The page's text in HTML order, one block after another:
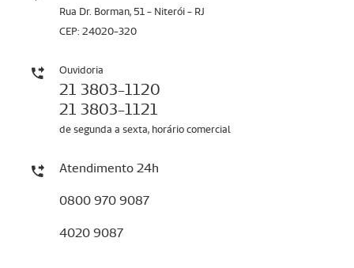
Rua Dr. Borman, 51 - Niterói - RJ
CEP: 24020-320
Ouvidoria
21 3803-1120
21 3803-1121
de segunda a sexta, horário comercial
Atendimento 24h
0800 970 9087
4020 9087